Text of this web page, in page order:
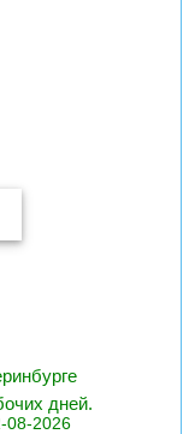
дней.
08-2026